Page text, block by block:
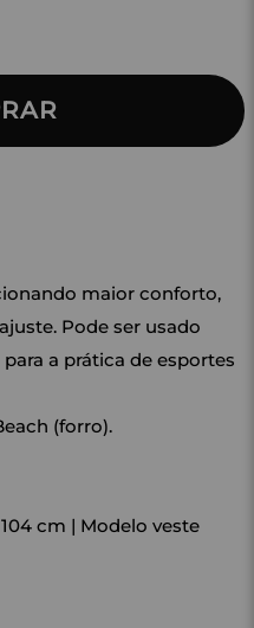
maior conforto,
Pode ser usado
a prática de esportes
(forro).
cm | Modelo veste